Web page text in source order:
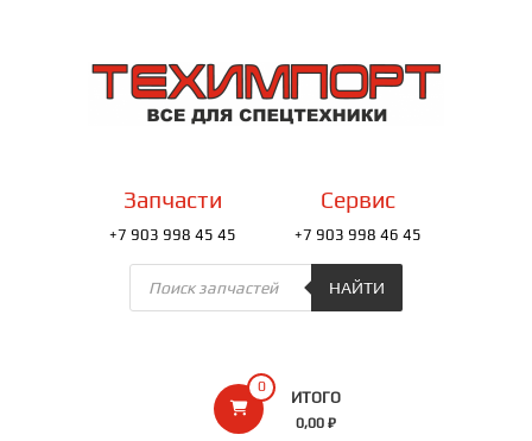
содержимомуТЕХИМПОРТ
Всё
0
ИТОГО
0,00 ₽
Запчасти
+7 903 998 45 45
Сервис
+7 903 998 46 45
Поиск
товаров
НАЙТИ